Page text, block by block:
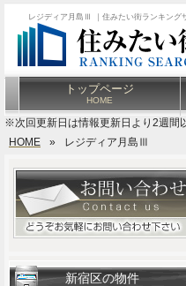
レジディア月島Ⅲ ｜住みたい街ランキング
トップページ
HOME
※次回更新日は情報更新日より2週間
HOME
» レジディア月島Ⅲ
新宿区の物件